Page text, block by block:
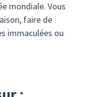
mondiale. Vous
faire de
immaculées ou